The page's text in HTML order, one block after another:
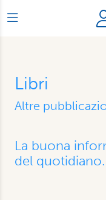
Libri
Altre
La buona
del quotidiano.